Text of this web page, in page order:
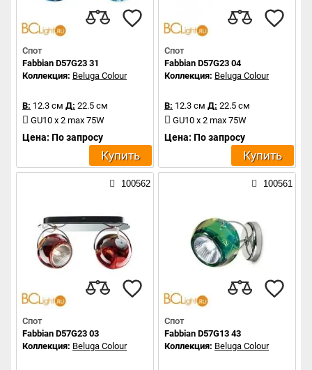
Спот
Fabbian D57G23 31
Коллекция: Beluga Colour
В: 12.3 см Д: 22.5 см
GU10 x 2 max 75W
Цена: По запросу
Купить
Спот
Fabbian D57G23 04
Коллекция: Beluga Colour
В: 12.3 см Д: 22.5 см
GU10 x 2 max 75W
Цена: По запросу
Купить
100562
Спот
Fabbian D57G23 03
Коллекция: Beluga Colour
100561
Спот
Fabbian D57G13 43
Коллекция: Beluga Colour